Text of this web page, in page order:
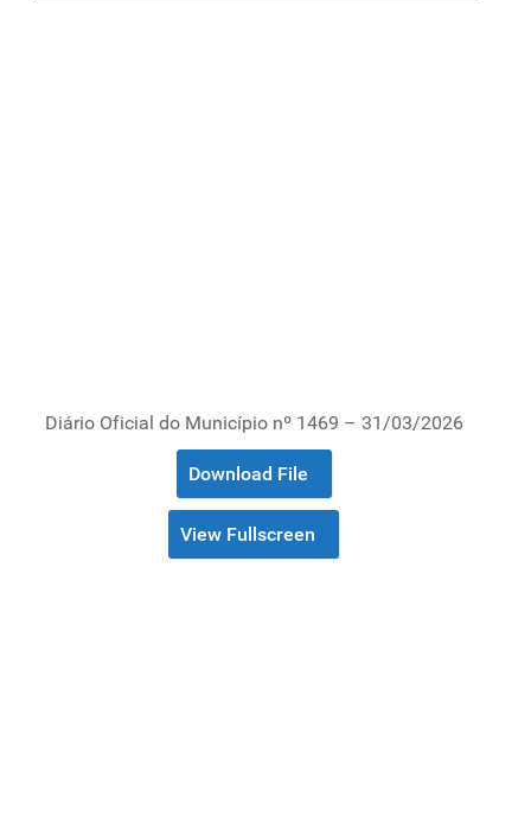
Diário Oficial do Município nº 1469 – 31/03/2026
Download File
View Fullscreen